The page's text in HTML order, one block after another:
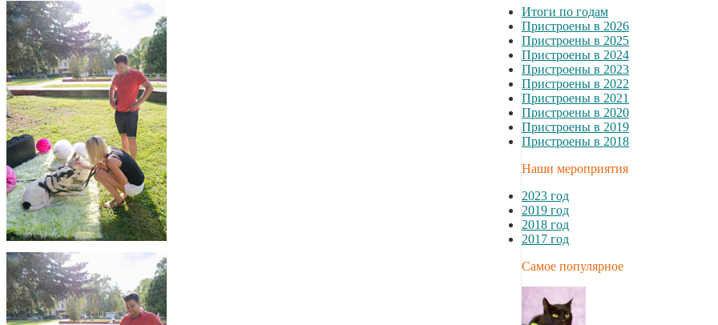
Итоги по годам
Пристроены в 2026
Пристроены в 2025
Пристроены в 2024
Пристроены в 2023
Пристроены в 2022
Пристроены в 2021
Пристроены в 2020
Пристроены в 2019
Пристроены в 2018
Наши мероприятия
2023 год
2019 год
2018 год
2017 год
Самое популярное